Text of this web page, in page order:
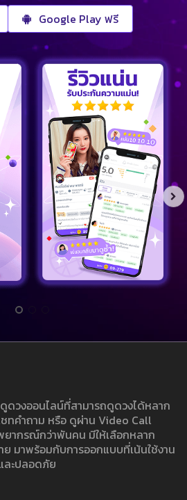
Google Play ฟรี
วงออนไลน์ที่สามารถดูดวงได้หลาก
ทคำถาม หรือ ดูผ่าน Video Call
ากรณ์กว่าพันคน มีให้เลือกหลาก
มาพร้อมกับการออกแบบที่เน้นใช้งาน
ละปลอดภัย